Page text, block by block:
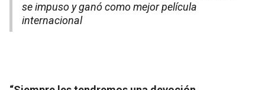
se impuso y ganó como mejor película
internacional